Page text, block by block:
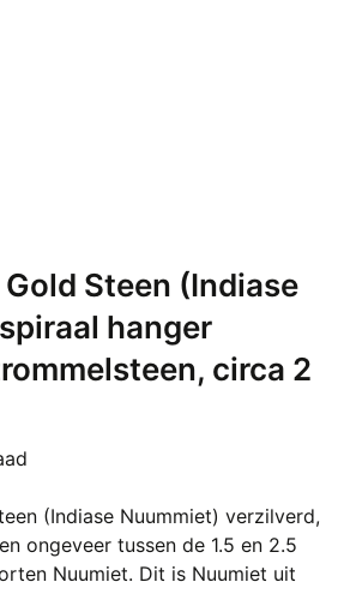
Steen (Indiase
hanger
circa 2
(Indiase Nuummiet) verzilverd,
ongeveer tussen de 1.5 en 2.5
Nuumiet. Dit is Nuumiet uit